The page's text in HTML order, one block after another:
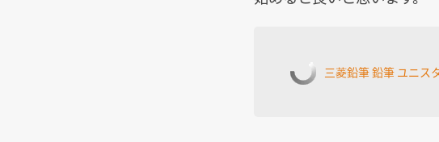
三菱鉛筆 鉛筆 ユニス